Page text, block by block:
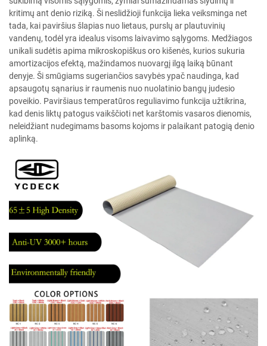
kritimų ant denio riziką. Ši neslidžioji funkcija lieka veiksminga net
tada, kai paviršius šlapias nuo lietaus, purslų ar plautuvinių
vandenų, todėl yra idealus visoms laivavimo sąlygoms. Medžiagos
unikali sudėtis apima mikroskopiškus oro kišenės, kurios sukuria
amortizacijos efektą, mažindamos nuovargį ilgą laiką būnant
denyje. Ši smūgiams sugeriančios savybės ypač naudinga, kad
apsaugotų sąnarius ir raumenis nuo nuolatinio bangų judesio
poveikio. Paviršiaus temperatūros reguliavimo funkcija užtikrina,
kad denis liktų patogus vaikščioti net karštomis vasaros dienomis,
neleidžiant nudegimams basoms kojoms ir palaikant patogią denio
aplinką.